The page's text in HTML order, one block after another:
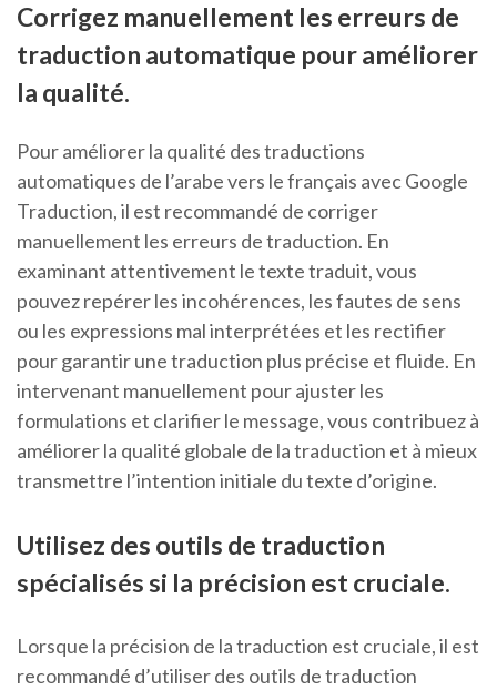
Corrigez manuellement les erreurs de
traduction automatique pour améliorer
la qualité.
Pour améliorer la qualité des traductions
automatiques de l’arabe vers le français avec Google
Traduction, il est recommandé de corriger
manuellement les erreurs de traduction. En
examinant attentivement le texte traduit, vous
pouvez repérer les incohérences, les fautes de sens
ou les expressions mal interprétées et les rectifier
pour garantir une traduction plus précise et fluide. En
intervenant manuellement pour ajuster les
formulations et clarifier le message, vous contribuez à
améliorer la qualité globale de la traduction et à mieux
transmettre l’intention initiale du texte d’origine.
Utilisez des outils de traduction
spécialisés si la précision est cruciale.
Lorsque la précision de la traduction est cruciale, il est
recommandé d’utiliser des outils de traduction